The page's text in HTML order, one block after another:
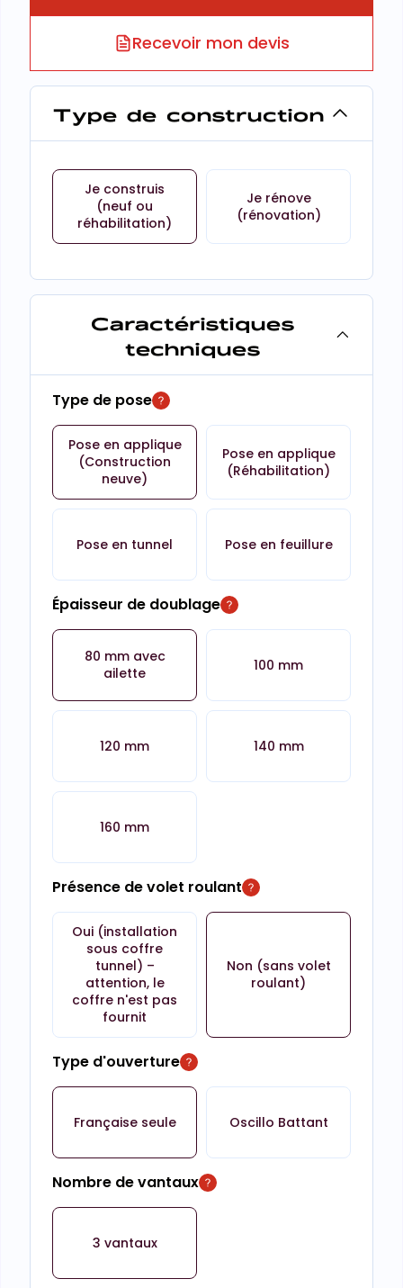
Recevoir mon devis
Type de construction
Je construis
(neuf ou
réhabilitation)
Je rénove
(rénovation)
Caractéristiques
techniques
Type de pose
Pose en applique
(Construction
neuve)
Pose en applique
(Réhabilitation)
Pose en tunnel Pose en feuillure
Épaisseur de doublage
80 mm avec
ailette
100 mm
120 mm 140 mm
160 mm
Présence de volet roulant
Oui (installation
sous coffre
tunnel) –
attention, le
coffre n'est pas
fournit
Non (sans volet
roulant)
Type d'ouverture
Française seule Oscillo Battant
Nombre de vantaux
3 vantaux